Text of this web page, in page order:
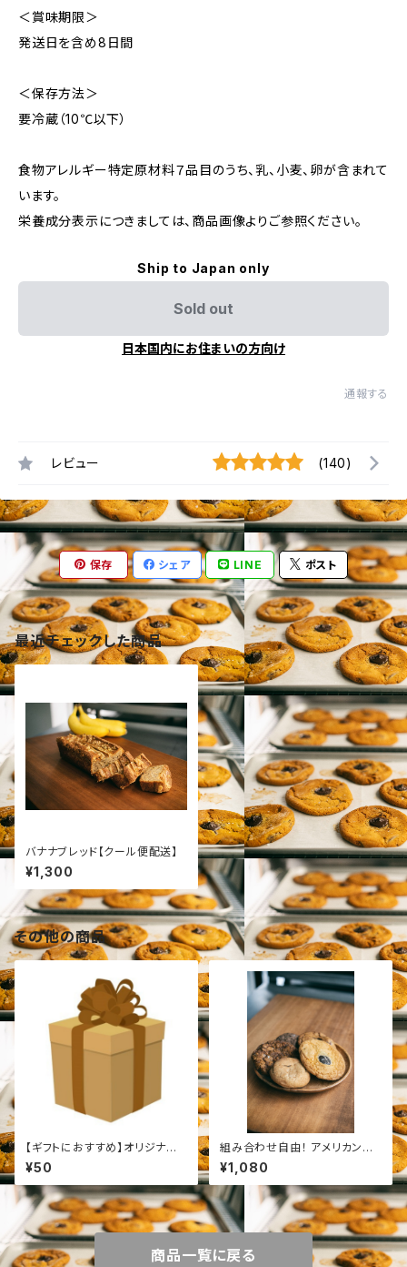
＜賞味期限＞
発送日を含め8日間
＜保存方法＞
要冷蔵（10℃以下）
食物アレルギー特定原材料７品目のうち、乳、小麦、卵が含まれて
います。
栄養成分表示につきましては、商品画像よりご参照ください。
Ship to Japan only
Sold out
日本国内にお住まいの方向け
通報する
レビュー (140)
保存 シェア LINE ポスト
最近チェックした商品
バナナブレッド【クール便配送】
¥1,300
その他の商品
【ギフトにおすすめ】オリジナルメ
ッセージカード 作成サービス
¥50
組み合わせ自由！ アメリカンク
ッキー4枚セット ネコポス配送
¥1,080
商品一覧に戻る